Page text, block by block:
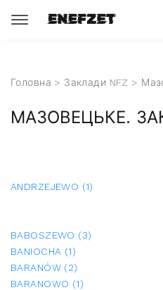
Головна > Заклади NFZ >
МАЗОВЕЦЬКЕ.
ANDRZEJEWO (1)
BABOSZEWO (3)
BANIOCHA (1)
BARANÓW (2)
BARANOWO (1)